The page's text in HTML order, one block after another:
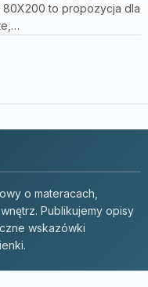
80X200 to propozycja dla
o materacach,
Publikujemy opisy
wskazówki